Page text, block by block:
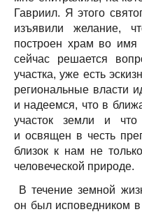
Гавриил. Я этого
изъявили желание,
построен храм во имя
сейчас решается
участка, уже есть
региональные власти
и надеемся, что в
участок земли и что
и освящен в честь
близок к нам не
человеческой природе.
В течение земной
он был исповедником